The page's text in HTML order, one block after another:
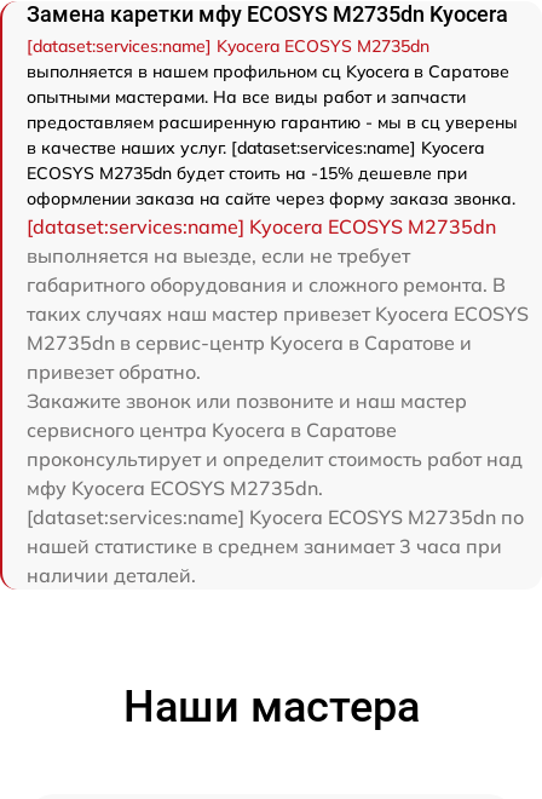
Замена каретки мфу ECOSYS M2735dn Kyocera
[dataset:services:name] Kyocera ECOSYS M2735dn
выполняется в нашем профильном сц Kyocera в Саратове
опытными мастерами. На все виды работ и запчасти
предоставляем расширенную гарантию - мы в сц уверены
в качестве наших услуг. [dataset:services:name] Kyocera
ECOSYS M2735dn будет стоить на -15% дешевле при
оформлении заказа на сайте через форму заказа звонка.
[dataset:services:name] Kyocera ECOSYS M2735dn
выполняется на выезде, если не требует
габаритного оборудования и сложного ремонта. В
таких случаях наш мастер привезет Kyocera ECOSYS
M2735dn в сервис-центр Kyocera в Саратове и
привезет обратно.
Закажите звонок или позвоните и наш мастер
сервисного центра Kyocera в Саратове
проконсультирует и определит стоимость работ над
мфу Kyocera ECOSYS M2735dn.
[dataset:services:name] Kyocera ECOSYS M2735dn по
нашей статистике в среднем занимает 3 часа при
наличии деталей.
Наши мастера